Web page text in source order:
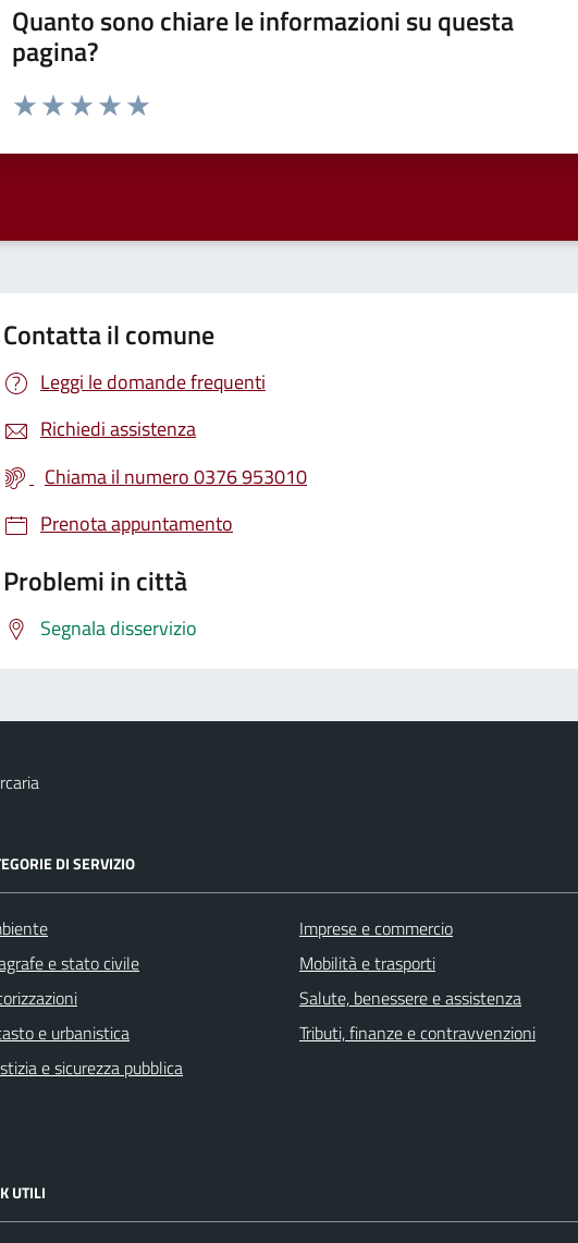
Quanto sono chiare le informazioni su questa
pagina?
Valuta da 1 a 5 stelle la pagina
Contatta il comune
Leggi le domande frequenti
Richiedi assistenza
Chiama il numero 0376 953010
Prenota appuntamento
Problemi in città
Segnala disservizio
DI SERVIZIO
e stato civile
e urbanistica
e sicurezza pubblica
Imprese e commercio
Mobilità e trasporti
Salute, benessere e assistenza
Tributi, finanze e contravvenzioni
UTILI